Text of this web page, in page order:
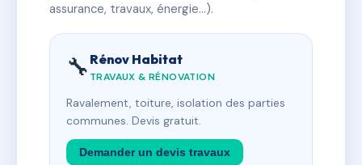
assurance, travaux, énergie…).
🔧 Rénov Habitat
TRAVAUX & RÉNOVATION
Ravalement, toiture, isolation des parties
communes. Devis gratuit.
Demander un devis travaux